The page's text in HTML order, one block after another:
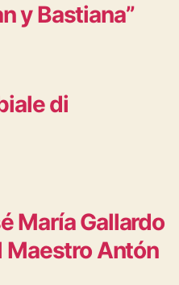
y Bastiana”
di
María Gallardo
Maestro Antón